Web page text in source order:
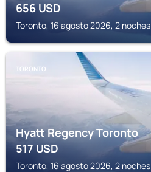
656USD
Toronto, 16 agosto 2026, 2 noches
TORONTO
Hyatt Regency Toronto
517USD
Toronto, 16 agosto 2026, 2 noches